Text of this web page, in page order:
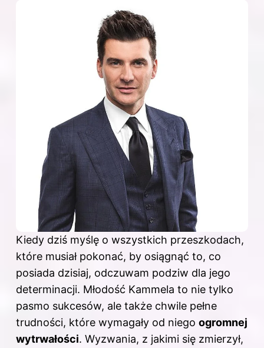
Kiedy dziś myślę o wszystkich przeszkodach,
które musiał pokonać, by osiągnąć to, co
posiada dzisiaj, odczuwam podziw dla jego
determinacji. Młodość Kammela to nie tylko
pasmo sukcesów, ale także chwile pełne
trudności, które wymagały od niego ogromnej
wytrwałości. Wyzwania, z jakimi się zmierzył,